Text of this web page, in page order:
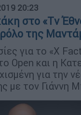
20:23
στο «Τv
της
για το «Χ
Open και η
για την
με τον Γιάννη